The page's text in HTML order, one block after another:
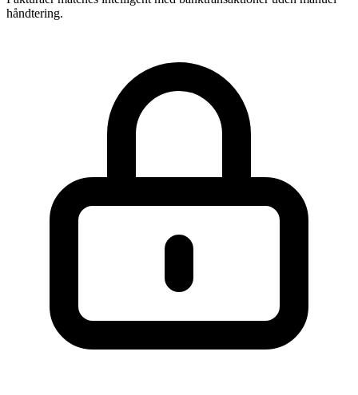
håndtering.